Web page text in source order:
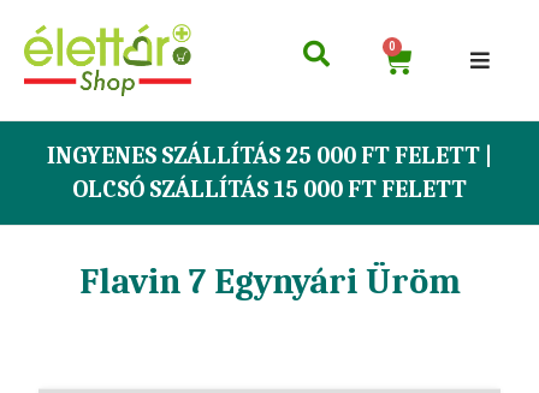
0
INGYENES SZÁLLÍTÁS 25 000 FT FELETT |
OLCSÓ SZÁLLÍTÁS 15 000 FT FELETT
Flavin 7 Egynyári Üröm